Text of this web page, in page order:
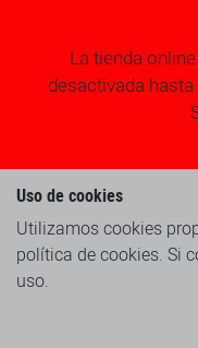
La tienda
desactivada
Uso de cookies
Utilizamos cookies
política de cookies. Si
uso.